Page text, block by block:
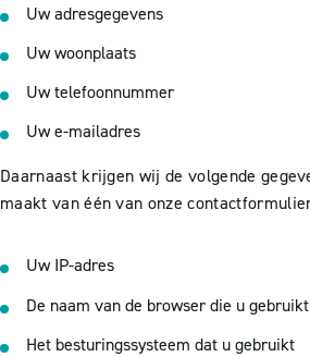
Uw adresgegevens
Uw woonplaats
Uw telefoonnummer
Uw e-mailadres
Daarnaast krijgen wij de volgende
maakt van één van onze
Uw IP-adres
De naam van de browser die u gebruikt
Het besturingssysteem dat u gebruikt